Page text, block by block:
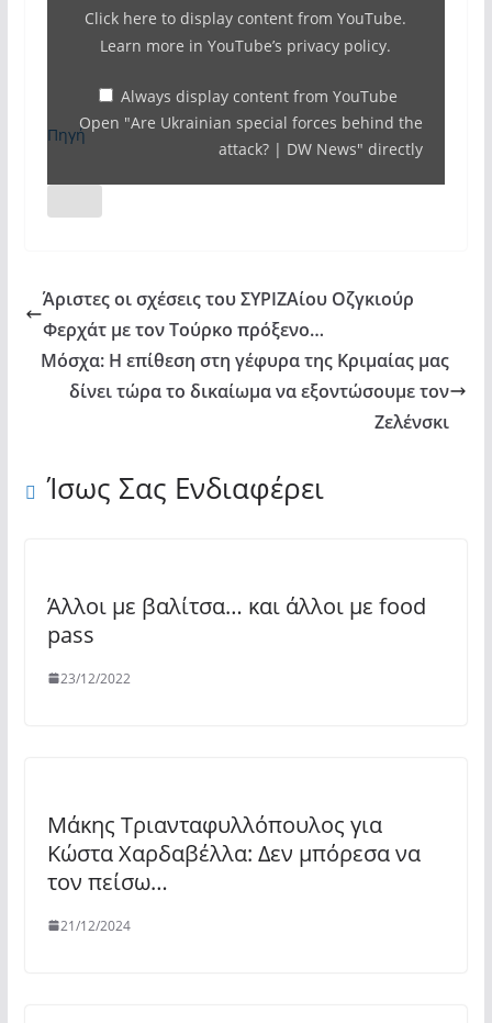
forces
the
attack?
|
DW
Click here to display content from YouTube.
Learn more inYouTube’s privacy policy.
Always display content from YouTube
Open "Are Ukrainian special forces behind the
attack? | DW News" directly
Πηγή
Άριστες οι σχέσεις του ΣΥΡΙΖΑίου Οζγκιούρ
Φερχάτ με τον Τούρκο πρόξενο…
Μόσχα: Η επίθεση στη γέφυρα της Κριμαίας μας
δίνει τώρα το δικαίωμα να εξοντώσουμε τον
Ζελένσκι
Ίσως Σας Ενδιαφέρει
Άλλοι με βαλίτσα… και άλλοι με food
pass
23/12/2022
Μάκης Τριανταφυλλόπουλος για
Κώστα Χαρδαβέλλα: Δεν μπόρεσα να
τον πείσω…
21/12/2024